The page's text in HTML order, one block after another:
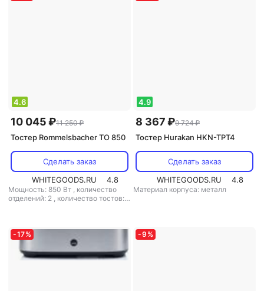
4.6
10 045 ₽11 250 ₽
Тостер Rommelsbacher TO 850
Сделать заказ
WHITEGOODS.RU
4.8
Мощность: 850 Вт , количество
отделений: 2 , количество тостов: 2
4.9
8 367 ₽9 724 ₽
Тостер Hurakan HKN-TPT4
Сделать заказ
WHITEGOODS.RU
4.8
Материал корпуса: металл
-17% -9 %